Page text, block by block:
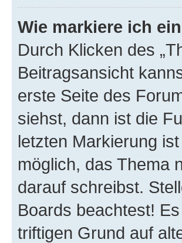
Wie markiere ich
Durch Klicken des
Beitragsansicht
erste Seite des
siehst, dann ist die
letzten Markierung
möglich, das Thema
darauf schreibst.
Boards beachtest!
triftigen Grund auf